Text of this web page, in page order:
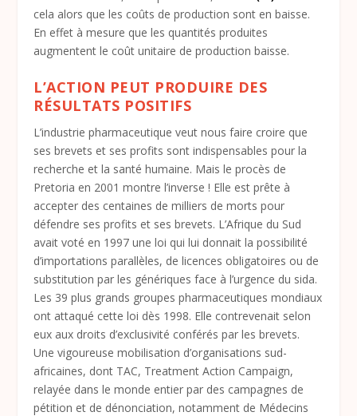
cela alors que les coûts de production sont en baisse.
En effet à mesure que les quantités produites
augmentent le coût unitaire de production baisse.
L’ACTION PEUT PRODUIRE DES
RÉSULTATS POSITIFS
L’industrie pharmaceutique veut nous faire croire que
ses brevets et ses profits sont indispensables pour la
recherche et la santé humaine. Mais le procès de
Pretoria en 2001 montre l’inverse ! Elle est prête à
accepter des centaines de milliers de morts pour
défendre ses profits et ses brevets. L’Afrique du Sud
avait voté en 1997 une loi qui lui donnait la possibilité
d’importations parallèles, de licences obligatoires ou de
substitution par les génériques face à l’urgence du sida.
Les 39 plus grands groupes pharmaceutiques mondiaux
ont attaqué cette loi dès 1998. Elle contrevenait selon
eux aux droits d’exclusivité conférés par les brevets.
Une vigoureuse mobilisation d’organisations sud-
africaines, dont TAC, Treatment Action Campaign,
relayée dans le monde entier par des campagnes de
pétition et de dénonciation, notamment de Médecins